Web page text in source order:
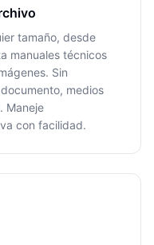
tamaño, desde
manuales técnicos
Sin
medios
Maneje
con facilidad.